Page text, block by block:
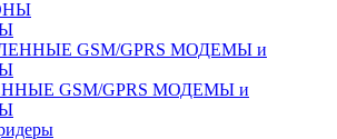
GSM/GPRS МОДЕМЫ и